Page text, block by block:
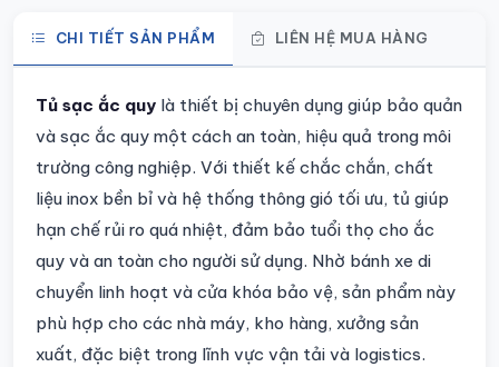
CHI TIẾT SẢN PHẨM LIÊN HỆ MUA HÀNG
Chi tiết sản phẩm
Tủ sạc ắc quy là thiết bị chuyên dụng giúp bảo quản
và sạc ắc quy một cách an toàn, hiệu quả trong môi
trường công nghiệp. Với thiết kế chắc chắn, chất
liệu inox bền bỉ và hệ thống thông gió tối ưu, tủ giúp
hạn chế rủi ro quá nhiệt, đảm bảo tuổi thọ cho ắc
quy và an toàn cho người sử dụng. Nhờ bánh xe di
chuyển linh hoạt và cửa khóa bảo vệ, sản phẩm này
phù hợp cho các nhà máy, kho hàng, xưởng sản
xuất, đặc biệt trong lĩnh vực vận tải và logistics.